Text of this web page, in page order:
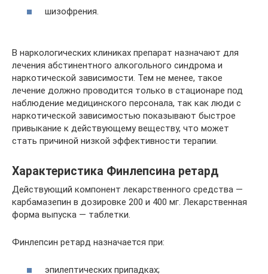
шизофрения.
В наркологических клиниках препарат назначают для
лечения абстинентного алкогольного синдрома и
наркотической зависимости. Тем не менее, такое
лечение должно проводится только в стационаре под
наблюдение медицинского персонала, так как люди с
наркотической зависимостью показывают быстрое
привыкание к действующему веществу, что может
стать причиной низкой эффективности терапии.
Характеристика Финлепсина ретард
Действующий компонент лекарственного средства —
карбамазепин в дозировке 200 и 400 мг. Лекарственная
форма выпуска — таблетки.
Финлепсин ретард назначается при:
эпилептических припадках;